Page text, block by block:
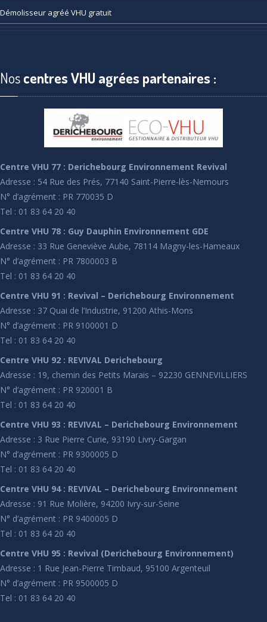
Démolisseur agréé VHU gratuit
Noscentres VHU agrées partenaires :
Centre VHU 77 : Derichebourg Environnement Revival
Adresse : 54 Rue des Prés, 77140 Saint-Pierre-lès-Nemours
N° d’agrément : PR 770035 D
Tel : 01 83 64 20 40
Centre VHU 78 : Guy Dauphin Environnement GDE
Adresse : 33 Rue Geneviève Aube, 78114 Magny-les-Hameaux
N° d’agrément : PR 7800003 B
Tel : 01 83 64 20 40
Centre VHU 91 : Revival – Derichebourg Environnement
Adresse : 37 Quai de l’Industrie, 91200 Athis-Mons
N° d’agrément : PR 9100001 D
Tel : 01 83 64 20 40
Centre VHU 92 : REVIVAL Derichebourg
Adresse : 19, chemin des Petits Marais – 92230 GENNEVILLIERS
N° d’agrément : PR 920001 B
Tel : 01 83 64 20 40
Centre VHU 93 : REVIVAL – Derichebourg Environnement
Adresse : 3 Rue Pierre Curie, 93190 Livry-Gargan
N° d’agrément : PR 9300005 D
Tel : 01 83 64 20 40
Centre VHU 94 : REVIVAL – Derichebourg Environnement
Adresse : 91 Rue Molière, 94200 Ivry-sur-Seine
N° d’agrément : PR 9400005 D
Tel : 01 83 64 20 40
Centre VHU 95 : Revival (Derichebourg Environnement)
Adresse : 1 Rue Jean-Pierre Timbaud, 95100 Argenteuil
N° d’agrément : PR 9500005 D
Tel : 01 83 64 20 40